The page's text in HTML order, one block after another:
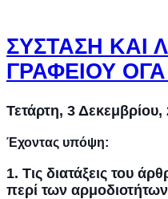
ΣΥΣΤΑΣΗ ΚΑΙ
ΓΡΑΦΕΙΟΥ
Τετάρτη, 3
Έχοντας υπόψη:
1. Τις διατάξεις του
περί των αρμοδιοτήτων